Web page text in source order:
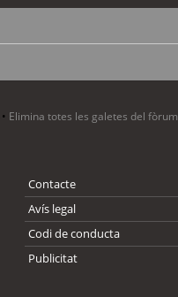
• Elimina totes les galetes del fòrum
Contacte
Avís legal
Codi de conducta
Publicitat